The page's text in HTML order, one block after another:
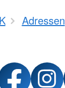
Adressen